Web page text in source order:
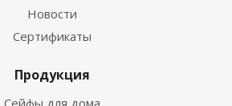
Новости
Сертификаты
Продукция
Сейфы для дома